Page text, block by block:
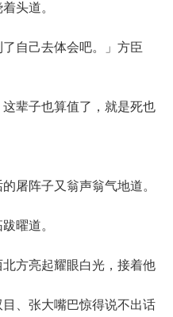
头道。
自己去体会吧。」方臣
辈子也算值了，就是死也
阵子又翁声翁气地道。
曜道。
方亮起耀眼白光，接着他
、张大嘴巴惊得说不出话